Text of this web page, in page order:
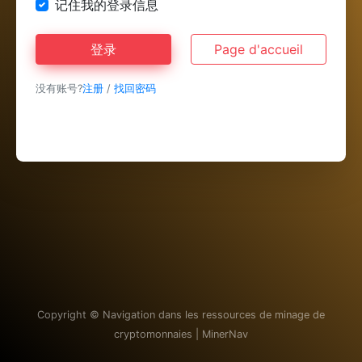
记住我的登录信息
登录 Page d'accueil
没有账号?注册 / 找回密码
Copyright © Navigation dans les ressources de minage de
cryptomonnaies | MinerNav